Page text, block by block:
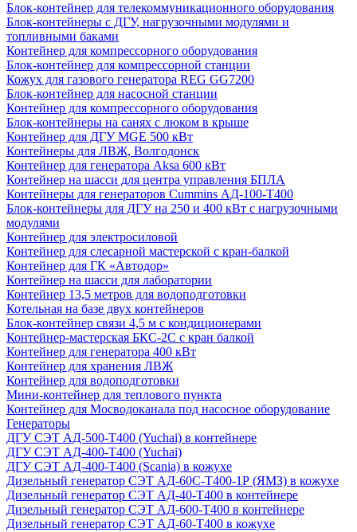
Блок-контейнер для телекоммуникационного оборудования
Блок-контейнеры с ДГУ, нагрузочными модулями и
топливными баками
Контейнер для компрессорного оборудования
Блок-контейнер для компрессорной станции
Кожух для газового генератора REG GG7200
Блок-контейнер для насосной станции
Контейнер для компрессорного оборудования
Блок-контейнеры на санях с люком в крыше
Контейнер для ДГУ MGE 500 кВт
Контейнеры для ЛВЖ, Волгодонск
Контейнер для генератора Aksa 600 кВт
Контейнер на шасси для центра управления БПЛА
Контейнеры для генераторов Cummins АД-100-Т400
Блок-контейнеры для ДГУ на 250 и 400 кВт с нагрузочными
модулями
Контейнер для электросиловой
Контейнер для слесарной мастерской с кран-балкой
Контейнер для ГК «Автодор»
Контейнер на шасси для лаборатории
Контейнер 13,5 метров для водоподготовки
Котельная на базе двух контейнеров
Блок-контейнер связи 4,5 м с кондиционерами
Контейнер-мастерская БКС-2С с кран балкой
Контейнер для генератора 400 кВт
Контейнер для хранения ЛВЖ
Контейнер для водоподготовки
Мини-контейнер для теплового пункта
Контейнер для Мосводоканала под насосное оборудование
Генераторы
ДГУ СЭТ АД-500-Т400 (Yuchai) в контейнере
ДГУ СЭТ АД-400-Т400 (Yuchai)
ДГУ СЭТ АД-400-Т400 (Scania) в кожухе
Дизельный генератор СЭТ АД-60С-Т400-1Р (ЯМЗ) в кожухе
Дизельный генератор СЭТ АД-40-Т400 в контейнере
Дизельный генератор СЭТ АД-600-Т400 в контейнере
Дизельный генератор СЭТ АД-60-Т400 в кожухе